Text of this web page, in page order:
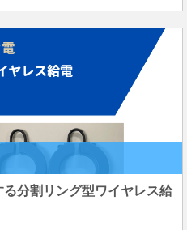
分割リング型ワイヤレス給